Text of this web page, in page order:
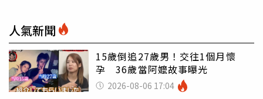
人氣新聞
15歲倒追27歲男！交往1個月懷
孕 36歲當阿嬤故事曝光
2026-08-06 17:04